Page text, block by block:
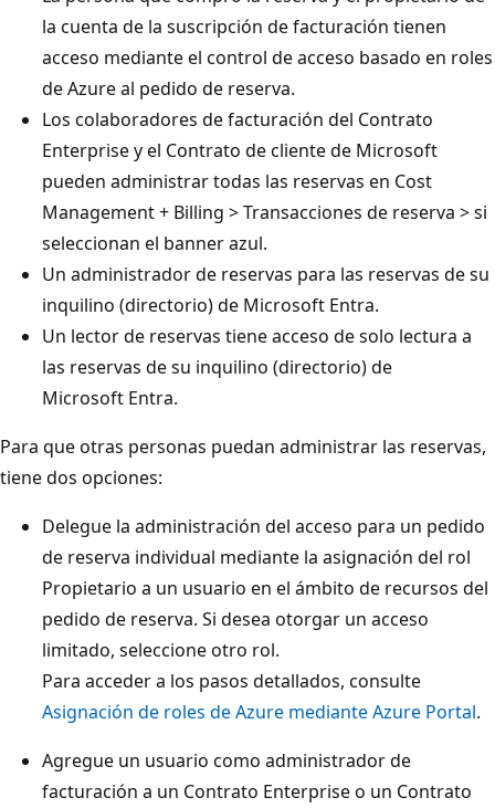
la cuenta de la suscripción de facturación tienen
acceso mediante el control de acceso basado en roles
de Azure al pedido de reserva.
Los colaboradores de facturación del Contrato
Enterprise y el Contrato de cliente de Microsoft
pueden administrar todas las reservas en Cost
Management + Billing > Transacciones de reserva > si
seleccionan el banner azul.
Un administrador de reservas para las reservas de su
inquilino (directorio) de Microsoft Entra.
Un lector de reservas tiene acceso de solo lectura a
las reservas de su inquilino (directorio) de
Microsoft Entra.
Para que otras personas puedan administrar las reservas,
tiene dos opciones:
Delegue la administración del acceso para un pedido
de reserva individual mediante la asignación del rol
Propietario a un usuario en el ámbito de recursos del
pedido de reserva. Si desea otorgar un acceso
limitado, seleccione otro rol.
Para acceder a los pasos detallados, consulte
Asignación de roles de Azure mediante Azure Portal.
Agregue un usuario como administrador de
facturación a un Contrato Enterprise o un Contrato